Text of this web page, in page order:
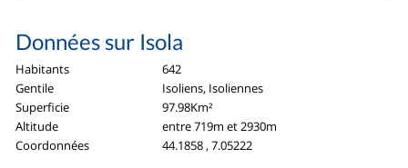
Données sur Isola
Habitants
642
Gentile
Isoliens, Isoliennes
Superficie
97.98Km²
Altitude
entre 719m et 2930m
Coordonnées
44.1858 , 7.05222